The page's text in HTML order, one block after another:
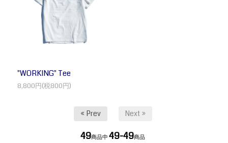
"WORKING" Tee
8,800円(税800円)
« Prev Next »
49商品中 49-49商品